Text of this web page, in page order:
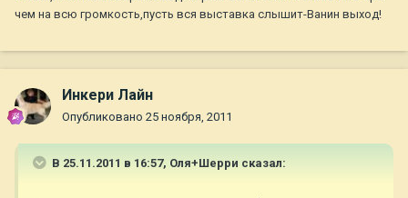
чем на всю громкость,пусть вся выставка слышит-Ванин выход!
Инкери Лайн
Опубликовано 25 ноября, 2011
В 25.11.2011 в 16:57, Оля+Шерри сказал: